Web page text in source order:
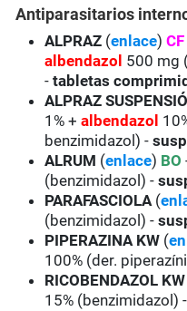
Antiparasitarios
ALPRAZ (enlace)CF
albendazol 500 mg
-tabletas
ALPRAZ
1% + albendazol
benzimidazol) -
ALRUM (enlace) BO
(benzimidazol) -
PARAFASCIOLA (
(benzimidazol) -
PIPERAZINA KW (
100% (der.
RICOBENDAZOL KW
15% (benzimidazol) -